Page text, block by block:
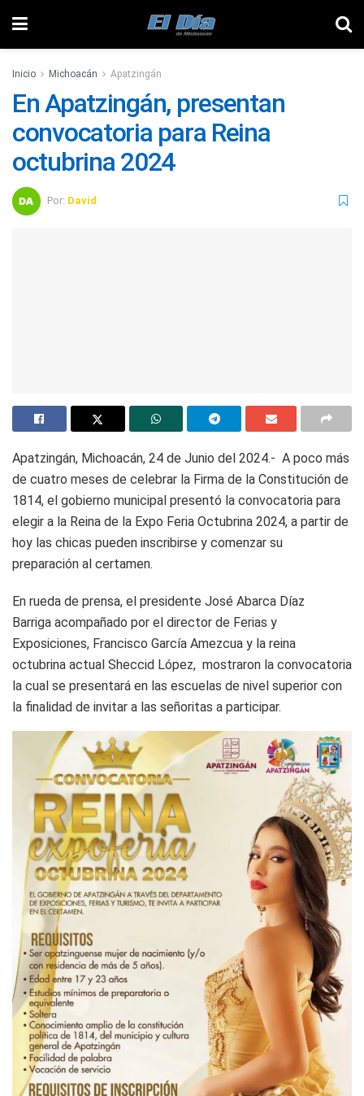
Inicio Michoacán Apatzingán
En Apatzingán, presentan
convocatoria para Reina
octubrina 2024
Por: David
Apatzingán, Michoacán, 24 de Junio del 2024.- A poco más
de cuatro meses de celebrar la Firma de la Constitución de
1814, el gobierno municipal presentó la convocatoria para
elegir a la Reina de la Expo Feria Octubrina 2024, a partir de
hoy las chicas pueden inscribirse y comenzar su
preparación al certamen.
En rueda de prensa, el presidente José Abarca Díaz
Barriga acompañado por el director de Ferias y
Exposiciones, Francisco García Amezcua y la reina
octubrina actual Sheccid López, mostraron la convocatoria
la cual se presentará en las escuelas de nivel superior con
la finalidad de invitar a las señoritas a participar.